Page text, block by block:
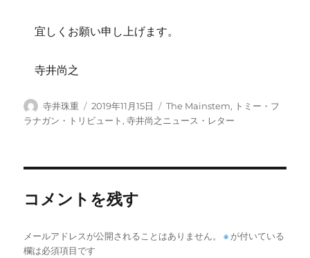
宜しくお願い申し上げます。
寺井尚之
投
稿
寺井珠重
投
稿
2019年11月15日
カ
テ
The Mainstem, トミー・フ
ラナガン・トリビュート ,寺井尚之ニュース・レター
コメントを残す
メールアドレスが公開されることはありません。 ※ が付いている
欄は必須項目です